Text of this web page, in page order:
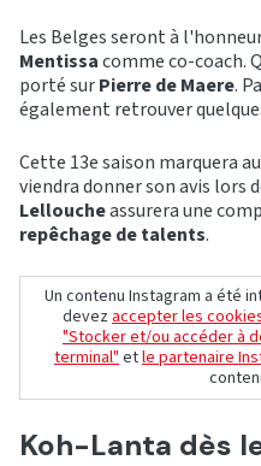
Les Belges seront à
Mentissacomme co-coach.
porté surPierre de Maere.
également retrouver
Cette 13e saison marquera
viendra donner son avis lors
Lelloucheassurera une
repêchage de talents.
Un contenu Instagram a été
devezaccepter les
"Stocker et/ou accéder à
terminal"etle partenaire
Koh-Lanta dès